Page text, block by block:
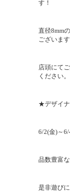
す！
直径8mm
ございま
店頭にて
ください。
★デザイ
6/2(金)～ 6/
品数豊富
是非遊び